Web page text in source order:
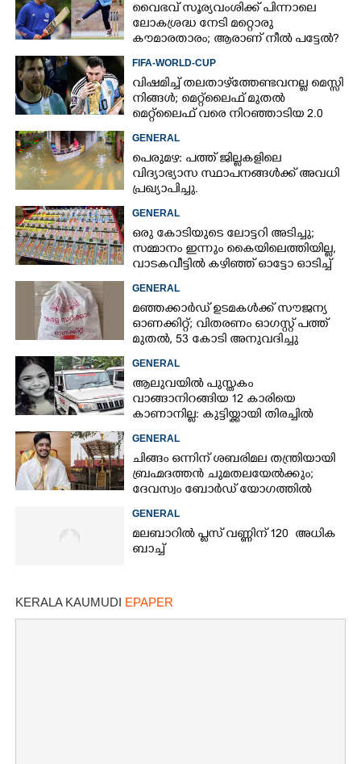
വൈഭവ് സൂര്യവംശിക്ക് പിന്നാലെ
ലോകശ്രദ്ധ നേടി മറ്റൊരു
കൗമാരതാരം; ആരാണ് നീൽ പട്ടേൽ?
FIFA-WORLD-CUP
വിഷമിച്ച് തലതാഴ്‌ത്തേണ്ടവനല്ല മെസ്സി
നിങ്ങള്‍; മെറ്റ്‌ലൈഫ് മുതല്‍
മെറ്റ്‌ലൈഫ് വരെ നിറഞ്ഞാടിയ 2.0
GENERAL
പെരുമഴ: പത്ത് ജില്ലകളിലെ
വിദ്യാഭ്യാസ സ്ഥാപനങ്ങൾക്ക് അവധി
പ്രഖ്യാപിച്ചു.
GENERAL
ഒരു കോടിയുടെ ലോട്ടറി അടിച്ചു;
സമ്മാനം ഇന്നും കൈയിലെത്തിയില്ല,
വാടകവീട്ടിൽ കഴിഞ്ഞ് ഓട്ടോ ഓടിച്ച്
GENERAL
മഞ്ഞക്കാർഡ് ഉടമകൾക്ക് സൗജന്യ
ഓണക്കിറ്റ്; വിതരണം ഓഗസ്റ്റ് പത്ത്
മുതൽ, 53 കോടി അനുവദിച്ചു
GENERAL
ആലുവയിൽ പുസ്തകം
വാങ്ങാനിറങ്ങിയ 12 കാരിയെ
കാണാനില്ല: കുട്ടിയ്ക്കായി തിരച്ചിൽ
GENERAL
ചിങ്ങം ഒന്നിന് ശബരിമല തന്ത്രിയായി
ബ്രഹ്മദത്തൻ ചുമതലയേൽക്കും;
ദേവസ്വം ബോർഡ് യോഗത്തിൽ
GENERAL
മലബാറിൽ പ്ലസ് വണ്ണിന് 120 അധിക
ബാച്ച്
KERALA KAUMUDI EPAPER
×
Share this link